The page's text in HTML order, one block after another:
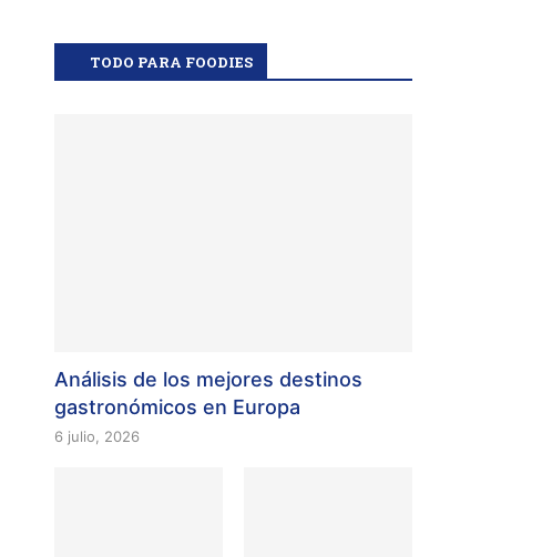
TODO PARA FOODIES
Análisis de los mejores destinos
gastronómicos en Europa
6 julio, 2026